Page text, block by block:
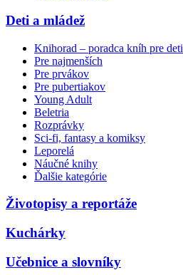
Deti a mládež
Knihorad – poradca kníh pre deti
Pre najmenších
Pre prvákov
Pre pubertiakov
Young Adult
Beletria
Rozprávky
Sci-fi, fantasy a komiksy
Leporelá
Náučné knihy
Ďalšie kategórie
Životopisy a reportáže
Kuchárky
Učebnice a slovníky